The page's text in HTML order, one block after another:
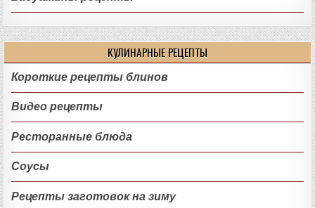
КУЛИНАРНЫЕ РЕЦЕПТЫ
Короткие рецепты блинов
Видео рецепты
Ресторанные блюда
Соусы
Рецепты заготовок на зиму